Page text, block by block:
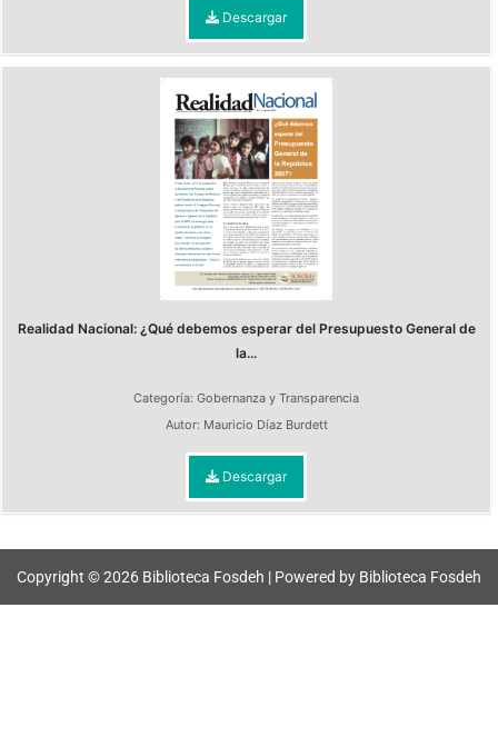
Descargar
Realidad Nacional: ¿Qué debemos esperar del Presupuesto General de
la...
Categoría: Gobernanza y Transparencia
Autor: Mauricio Díaz Burdett
Descargar
Copyright © 2026 Biblioteca Fosdeh | Powered by Biblioteca Fosdeh